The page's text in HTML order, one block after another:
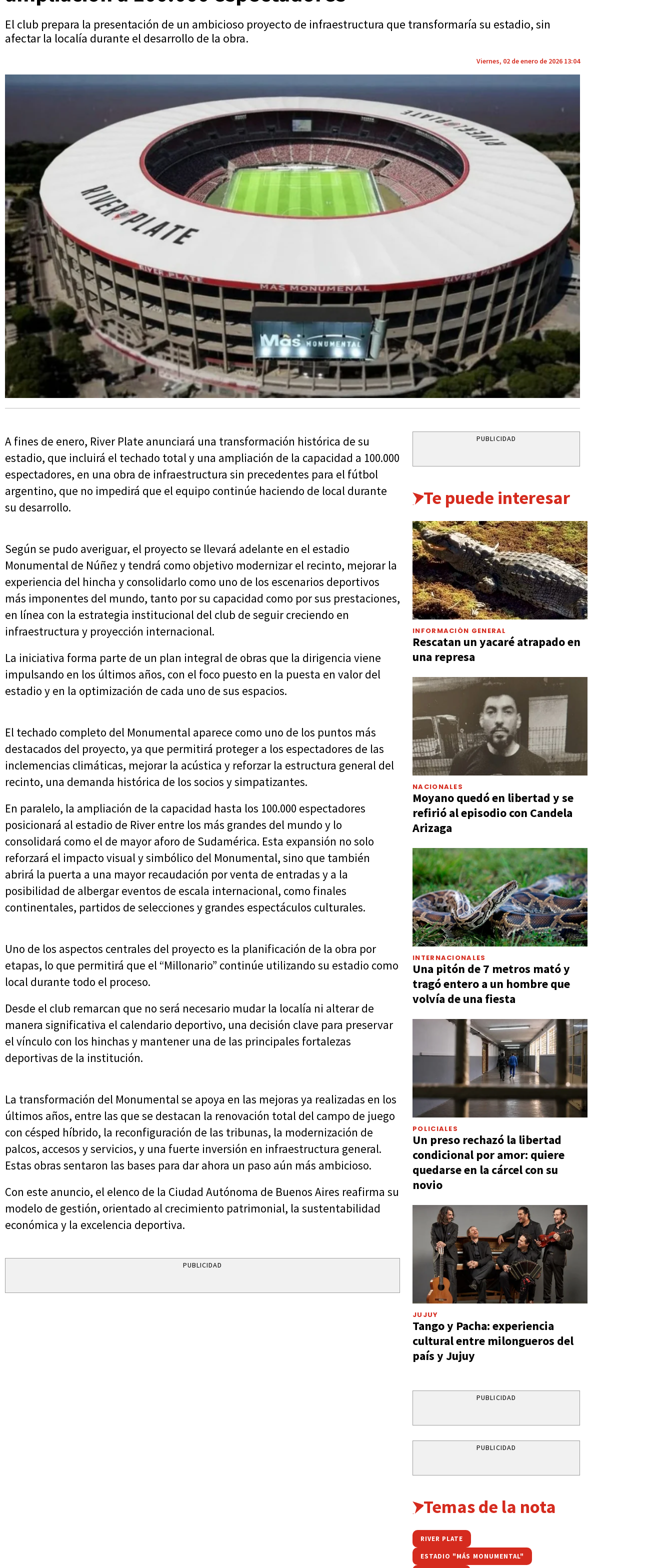
El club prepara la presentación de un ambicioso proyecto de infraestructura que transformaría su estadio, sin
afectar la localía durante el desarrollo de la obra.
Viernes, 02 de enero de 2026 13:04
A fines de enero, River Plate anunciará una transformación histórica de su
estadio, que incluirá el techado total y una ampliación de la capacidad a 100.000
espectadores, en una obra de infraestructura sin precedentes para el fútbol
argentino, que no impedirá que el equipo continúe haciendo de local durante
su desarrollo.
Según se pudo averiguar, el proyecto se llevará adelante en el estadio
Monumental de Núñez y tendrá como objetivo modernizar el recinto, mejorar la
experiencia del hincha y consolidarlo como uno de los escenarios deportivos
más imponentes del mundo, tanto por su capacidad como por sus prestaciones,
en línea con la estrategia institucional del club de seguir creciendo en
infraestructura y proyección internacional.
La iniciativa forma parte de un plan integral de obras que la dirigencia viene
impulsando en los últimos años, con el foco puesto en la puesta en valor del
estadio y en la optimización de cada uno de sus espacios.
El techado completo del Monumental aparece como uno de los puntos más
destacados del proyecto, ya que permitirá proteger a los espectadores de las
inclemencias climáticas, mejorar la acústica y reforzar la estructura general del
recinto, una demanda histórica de los socios y simpatizantes.
En paralelo, la ampliación de la capacidad hasta los 100.000 espectadores
posicionará al estadio de River entre los más grandes del mundo y lo
consolidará como el de mayor aforo de Sudamérica. Esta expansión no solo
reforzará el impacto visual y simbólico del Monumental, sino que también
abrirá la puerta a una mayor recaudación por venta de entradas y a la
posibilidad de albergar eventos de escala internacional, como finales
continentales, partidos de selecciones y grandes espectáculos culturales.
Uno de los aspectos centrales del proyecto es la planificación de la obra por
etapas, lo que permitirá que el “Millonario” continúe utilizando su estadio como
local durante todo el proceso.
Desde el club remarcan que no será necesario mudar la localía ni alterar de
manera significativa el calendario deportivo, una decisión clave para preservar
el vínculo con los hinchas y mantener una de las principales fortalezas
deportivas de la institución.
La transformación del Monumental se apoya en las mejoras ya realizadas en los
últimos años, entre las que se destacan la renovación total del campo de juego
con césped híbrido, la reconfiguración de las tribunas, la modernización de
palcos, accesos y servicios, y una fuerte inversión en infraestructura general.
Estas obras sentaron las bases para dar ahora un paso aún más ambicioso.
Con este anuncio, el elenco de la Ciudad Autónoma de Buenos Aires reafirma su
modelo de gestión, orientado al crecimiento patrimonial, la sustentabilidad
económica y la excelencia deportiva.
PUBLICIDAD
PUBLICIDAD
Te puede interesar
INFORMACIÓN GENERAL
Rescatan un yacaré atrapado en
una represa
NACIONALES
Moyano quedó en libertad y se
refirió al episodio con Candela
Arizaga
INTERNACIONALES
Una pitón de 7 metros mató y
tragó entero a un hombre que
volvía de una fiesta
POLICIALES
Un preso rechazó la libertad
condicional por amor: quiere
quedarse en la cárcel con su
novio
JUJUY
Tango y Pacha: experiencia
cultural entre milongueros del
país y Jujuy
PUBLICIDAD
PUBLICIDAD
Temas de la nota
RIVER PLATE
ESTADIO "MÁS MONUMENTAL"